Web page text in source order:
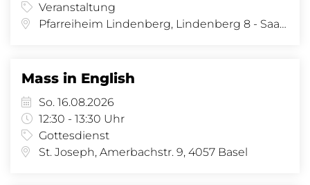
Veranstaltung
Pfarreiheim Lindenberg, Lindenberg 8 - Saal, Lindenberg 8, 4058 Basel
Mass in English
So. 16.08.2026
12:30 - 13:30 Uhr
Gottesdienst
St. Joseph, Amerbachstr. 9, 4057 Basel